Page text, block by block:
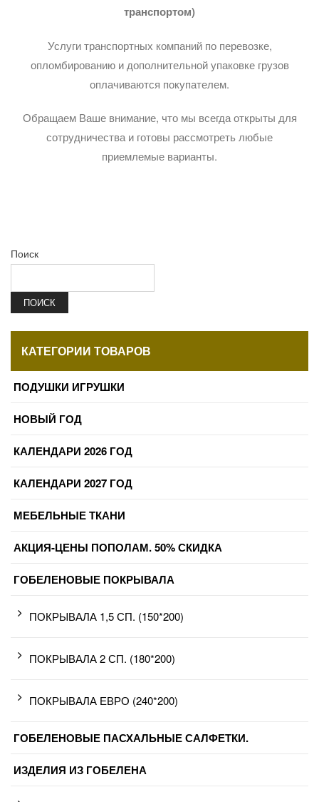
транспортом)
Услуги транспортных компаний по перевозке,
опломбированию и дополнительной упаковке грузов
оплачиваются покупателем.
Обращаем Ваше внимание, что мы всегда открыты для
сотрудничества и готовы рассмотреть любые
приемлемые варианты.
Поиск
ПОИСК
КАТЕГОРИИ ТОВАРОВ
ПОДУШКИ ИГРУШКИ
НОВЫЙ ГОД
КАЛЕНДАРИ 2026 ГОД
КАЛЕНДАРИ 2027 ГОД
МЕБЕЛЬНЫЕ ТКАНИ
АКЦИЯ-ЦЕНЫ ПОПОЛАМ. 50% СКИДКА
ГОБЕЛЕНОВЫЕ ПОКРЫВАЛА
ПОКРЫВАЛА 1,5 СП. (150*200)
ПОКРЫВАЛА 2 СП. (180*200)
ПОКРЫВАЛА ЕВРО (240*200)
ГОБЕЛЕНОВЫЕ ПАСХАЛЬНЫЕ САЛФЕТКИ.
ИЗДЕЛИЯ ИЗ ГОБЕЛЕНА